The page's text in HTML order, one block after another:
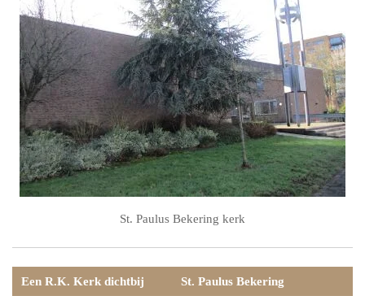
St. Paulus Bekering kerk
Een R.K. Kerk dichtbij St. Paulus Bekering